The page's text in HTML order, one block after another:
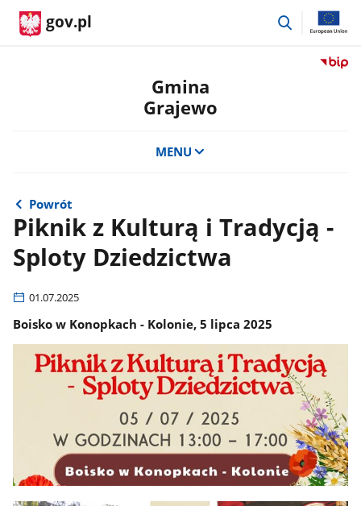
gov.pl
przejdź
Przejdź
Gmina
Grajewo
MENU
Powrót
Piknik z Kulturą i Tradycją -
Sploty Dziedzictwa
01.07.2025
Boisko w Konopkach - Kolonie, 5 lipca 2025